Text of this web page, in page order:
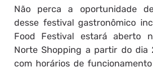
Não perca a oportunidade
desse festival gastronômico
Food Festival estará aberto
Norte Shopping a partir do dia
com horários de